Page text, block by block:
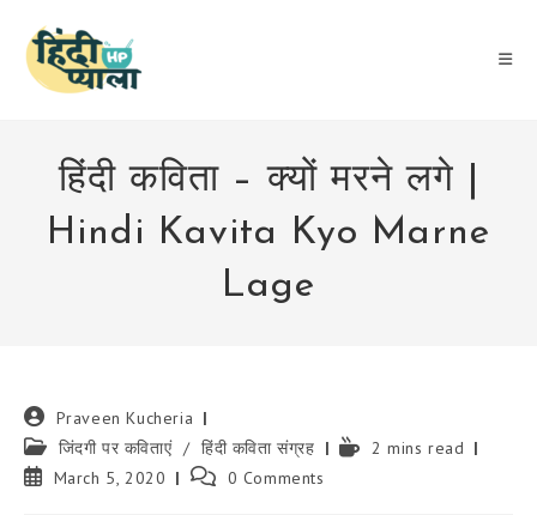
content
हिंदी कविता – क्यों मरने लगे |
Hindi Kavita Kyo Marne
Lage
Post
author:
Praveen Kucheria
Post
category:
जिंदगी पर कविताएं / हिंदी कविता संग्रह
Reading2 mins read
PostMarch 5, 2020
Post 0 Comments